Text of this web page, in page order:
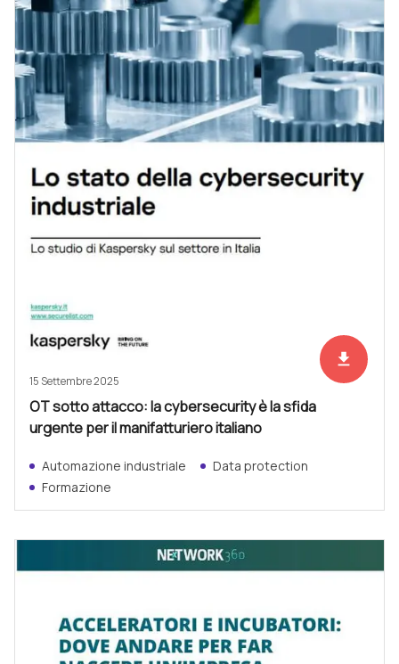
Scarica
file_download
15 Settembre 2025
OT sotto attacco: la cybersecurity è la sfida
urgente per il manifatturiero italiano
Automazione industriale
Data protection
Formazione